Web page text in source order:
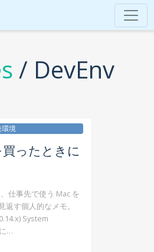
/ DevEnv
境
ったときに
仕事先で使う Mac を
返す個人的なメモ。
System
…